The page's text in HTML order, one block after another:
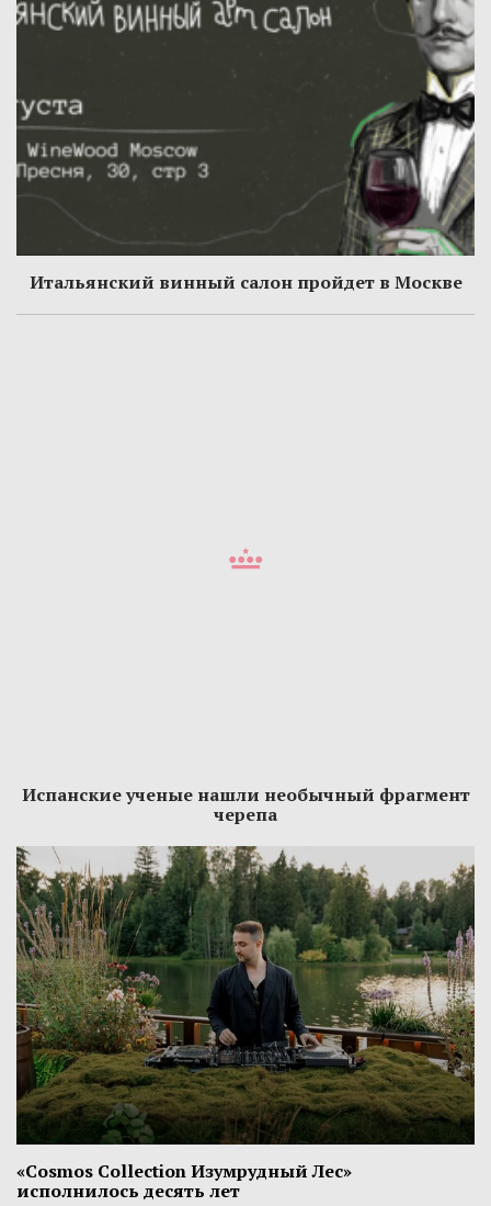
Итальянский винный салон пройдет в Москве
Испанские ученые нашли необычный фрагмент
черепа
«Cosmos Collection Изумрудный Лес»
исполнилось десять лет